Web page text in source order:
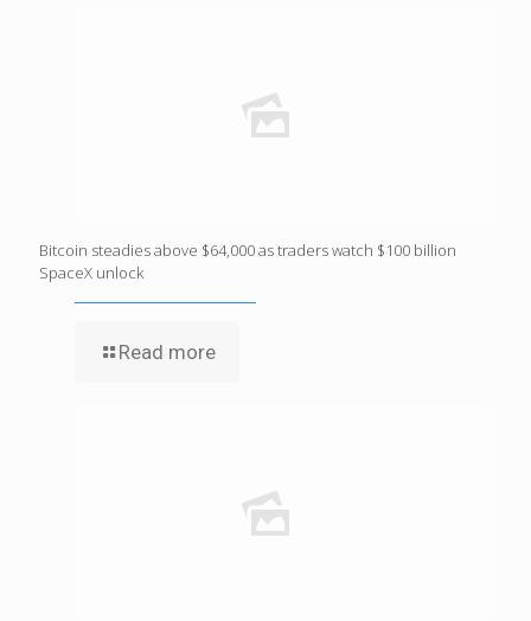
Bitcoin steadies above $64,000 as traders watch $100 billion
SpaceX unlock
Read more